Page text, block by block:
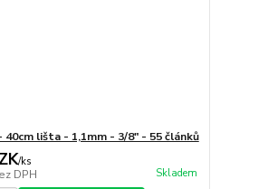
lišta - 1,1mm - 3/8" - 55 článků
/ks
DPH Skladem